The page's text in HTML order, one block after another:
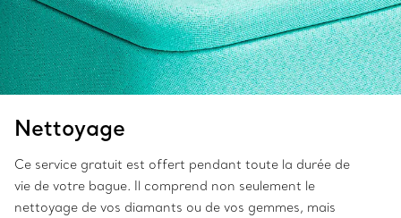
Nettoyage
Ce service gratuit est offert pendant toute la durée de
vie de votre bague. Il comprend non seulement le
nettoyage de vos diamants ou de vos gemmes, mais